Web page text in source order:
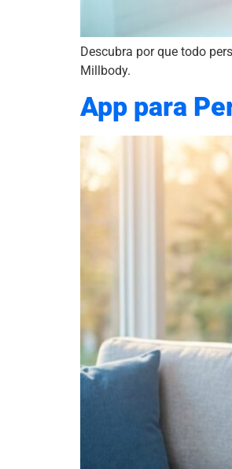
Descubra por que todo
Millbody.
App para